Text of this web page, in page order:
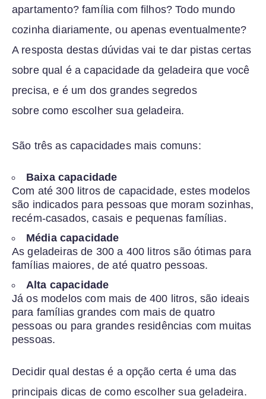
apartamento? família com filhos? Todo mundo
cozinha diariamente, ou apenas eventualmente?
A resposta destas dúvidas vai te dar pistas certas
sobre qual é a capacidade da geladeira que você
precisa, e é um dos grandes segredos
sobre como escolher sua geladeira.
São três as capacidades mais comuns:
Baixa capacidade
Com até 300 litros de capacidade, estes modelos
são indicados para pessoas que moram sozinhas,
recém-casados, casais e pequenas famílias.
Média capacidade
As geladeiras de 300 a 400 litros são ótimas para
famílias maiores, de até quatro pessoas.
Alta capacidade
Já os modelos com mais de 400 litros, são ideais
para famílias grandes com mais de quatro
pessoas ou para grandes residências com muitas
pessoas.
Decidir qual destas é a opção certa é uma das
principais dicas de como escolher sua geladeira.